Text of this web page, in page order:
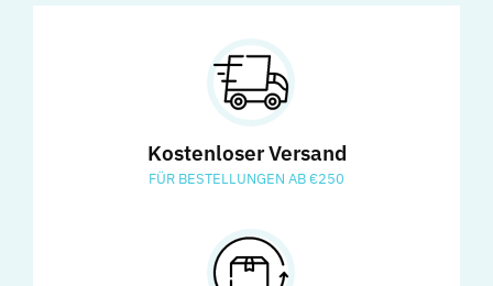
Kostenloser Versand
FÜR BESTELLUNGEN AB €250